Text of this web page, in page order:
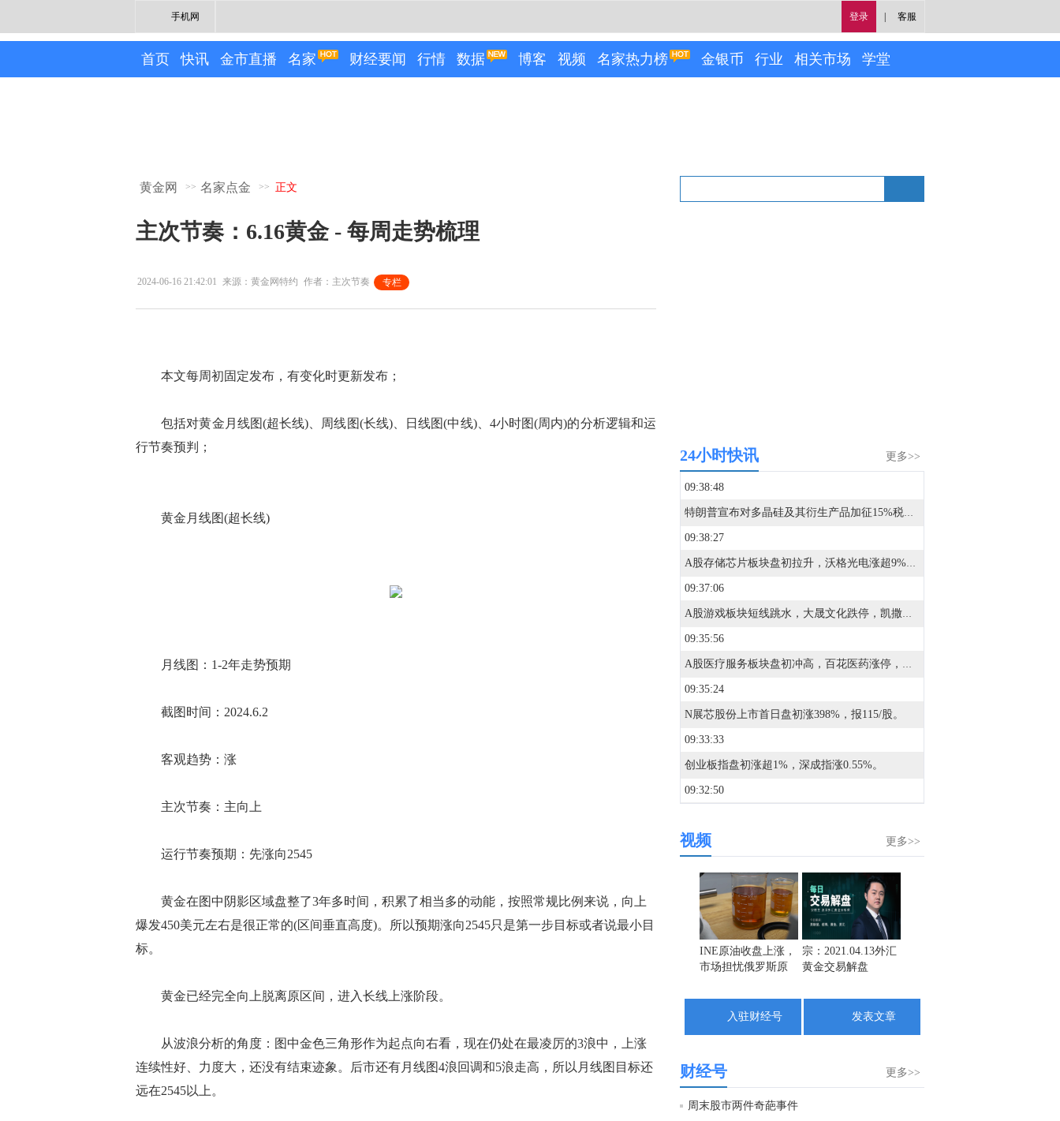
登录 客服
手机网
首页 快讯 金市直播 名家 财经要闻 行情 数据 博客 视频 名家热力榜 金银币 行业 相关市场 学堂
黄金网 >> 名家点金 >> 正文
主次节奏：6.16黄金 - 每周走势梳理
2024-06-16 21:42:01 来源：黄金网特约 作者：主次节奏 专栏
专栏
本文每周初固定发布，有变化时更新发布；
包括对黄金月线图(超长线)、周线图(长线)、日线图(中线)、4小时图(周内)的分析逻辑和运
行节奏预判；
黄金月线图(超长线)
月线图：1-2年走势预期
截图时间：2024.6.2
客观趋势：涨
主次节奏：主向上
运行节奏预期：先涨向2545
黄金在图中阴影区域盘整了3年多时间，积累了相当多的动能，按照常规比例来说，向上
爆发450美元左右是很正常的(区间垂直高度)。所以预期涨向2545只是第一步目标或者说最小目
标。
黄金已经完全向上脱离原区间，进入长线上涨阶段。
从波浪分析的角度：图中金色三角形作为起点向右看，现在仍处在最凌厉的3浪中，上涨
连续性好、力度大，还没有结束迹象。后市还有月线图4浪回调和5浪走高，所以月线图目标还
远在2545以上。
更多>>
24小时快讯
09:38:48
特朗普宣布对多晶硅及其衍生产品加征15%税费激发“抢出口”预期，叠加通威、协鑫等国内八大巨头联手签署《反内卷倡议书》设定成本底线，多晶硅期货盘面强劲大涨，底部估值迎来情绪与政策的双重重构。
09:38:27
A股存储芯片板块盘初拉升，沃格光电涨超9%，有研新材、红板科技、国科微涨超8%，光力科技、正帆科技、生益科技跟涨。
09:37:06
A股游戏板块短线跳水，大晟文化跌停，凯撒文化、盛天网络、中青宝、电魂网络跟跌。
09:35:56
A股医疗服务板块盘初冲高，百花医药涨停，万邦医药、康龙化成、药明康德跟涨。
09:35:24
N展芯股份上市首日盘初涨398%，报115/股。
09:33:33
创业板指盘初涨超1%，深成指涨0.55%。
09:32:50
09:32:30
09:31:32
09:31:07
A股民爆概念盘初走高，高争民爆涨超8%，保利联合涨超4%，易普力、雪峰科技、雅化集团跟涨。消息面上，工信部近日印发《民用爆炸物品行业安全发展“十五五”规划》。
更多>>
视频
INE原油收盘上涨，
市场担忧俄罗斯原
宗：2021.04.13外汇
黄金交易解盘
入驻财经号 发表文章
更多>>
财经号
周末股市两件奇葩事件